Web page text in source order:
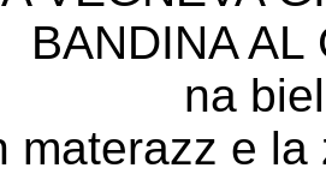
BANDINA AL
na
materazz e